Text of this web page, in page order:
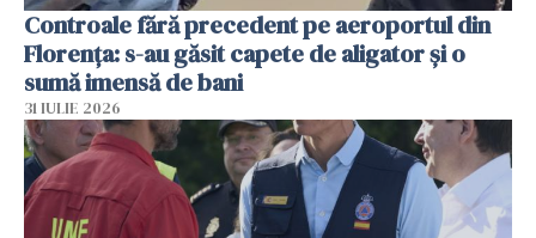
Controale fără precedent pe aeroportul din
Florența: s-au găsit capete de aligator și o
sumă imensă de bani
31 IULIE 2026